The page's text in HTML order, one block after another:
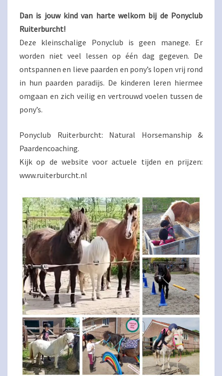
Dan is jouw kind van harte welkom bij de Ponyclub
Ruiterburcht!
Deze kleinschalige Ponyclub is geen manege. Er
worden niet veel lessen op één dag gegeven. De
ontspannen en lieve paarden en pony’s lopen vrij rond
in hun paarden paradijs. De kinderen leren hiermee
omgaan en zich veilig en vertrouwd voelen tussen de
pony’s.
Ponyclub Ruiterburcht: Natural Horsemanship &
Paardencoaching.
Kijk op de website voor actuele tijden en prijzen:
www.ruiterburcht.nl